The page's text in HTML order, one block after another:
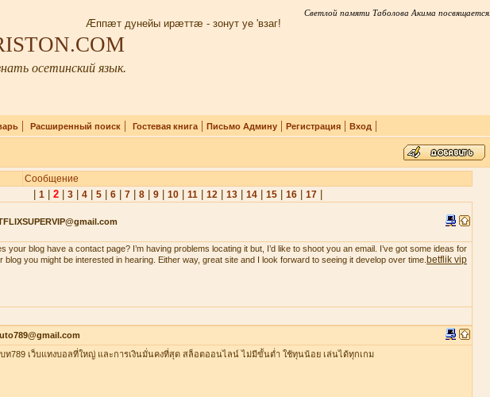
Светлой памяти Таболова Акима посвящается.
Æппæт дунейы ирæттæ - зонут уе 'взаг!
осетинский язык.
| Расширенный поиск| Гостевая книга| Письмо Админу| Регистрация| Вход |
Сообщение
1| 2| 3| 4| 5| 6| 7| 8| 9| 10| 11| 12| 13| 14| 15| 16| 17|
your blog have a contact page? I’m having problems locating it but, I’d like to shoot you an email. I’ve got some ideas for
blog you might be interested in hearing. Either way, great site and I look forward to seeing it develop over time. betflik vip
บท789 เว็บแทงบอลที่ใหญ่ และการเงินมั่นคงที่สุด สล็อตออนไลน์ ไม่มีขั้นต่ำ ใช้ทุนน้อย เล่นได้ทุกเกม